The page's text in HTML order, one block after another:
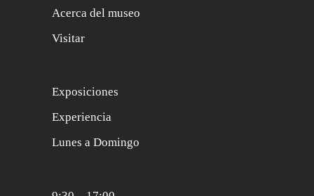
Acerca del museo
Visitar
Exposiciones
Experiencia
Lunes a Domingo